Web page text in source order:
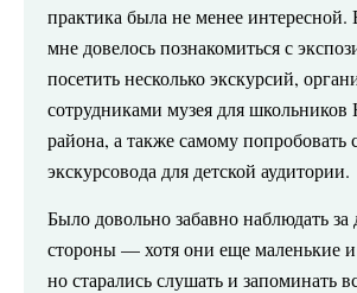
практика была не менее интересной.
мне довелось познакомиться с
посетить несколько экскурсий,
сотрудниками музея для школьников
района, а также самому попробовать
экскурсовода для детской аудитории.
Было довольно забавно наблюдать за
стороны — хотя они еще маленькие
но старались слушать и запоминать